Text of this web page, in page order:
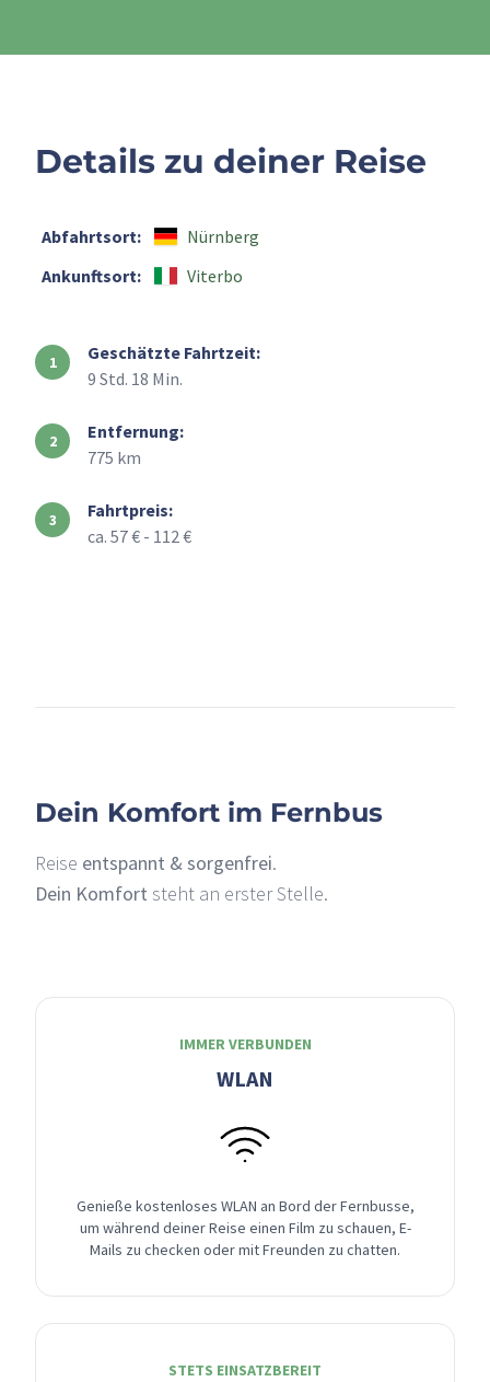
Details zu deiner Reise
Abfahrtsort:
Nürnberg
Ankunftsort:
Viterbo
Geschätzte Fahrtzeit:
9 Std. 18 Min.
Entfernung:
775 km
Fahrtpreis:
ca. 57 € - 112 €
Dein Komfort im Fernbus
Reise entspannt & sorgenfrei.
Dein Komfort steht an erster Stelle.
IMMER VERBUNDEN
WLAN
Genieße kostenloses WLAN an Bord der Fernbusse,
um während deiner Reise einen Film zu schauen, E-
Mails zu checken oder mit Freunden zu chatten.
STETS EINSATZBEREIT